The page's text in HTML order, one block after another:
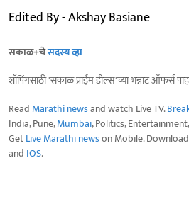
Edited By - Akshay Basiane
सकाळ+चेसदस्य व्हा
शॉपिंगसाठी 'सकाळ प्राईम डील्स'च्या भन्नाट ऑफर्स
Read Marathi newsand watch Live TV.
India, Pune,Mumbai, Politics,
GetLive Marathi newson Mobile.
and IOS.